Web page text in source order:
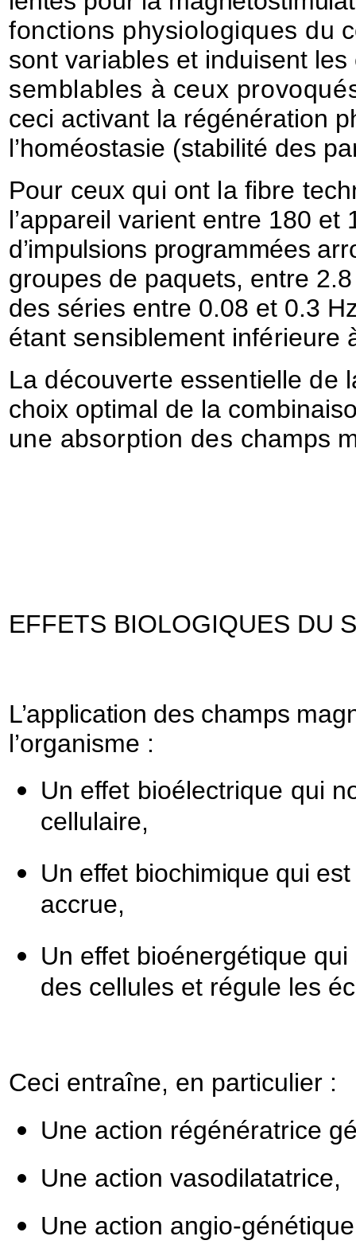
fonctions physiologiques du
sont variables et induisent les
semblables à ceux
ceci activant la régénération
l’homéostasie (stabilité des
Pour ceux qui ont la fibre
l’appareil varient entre 180 et
d’impulsions programmées
groupes de paquets, entre
des séries entre 0.08 et 0.3
étant sensiblement inférieure
La découverte essentielle de
choix optimal de la
une absorption des champs
EFFETS BIOLOGIQUES DU
L’application des champs
l’organisme :
Un effet bioélectrique qui
cellulaire,
Un effet biochimique qui
accrue,
Un effet bioénergétique
des cellules et régule les
Ceci entraîne, en particulier :
Une action régénératrice
Une action vasodilatatrice,
Une action angio-